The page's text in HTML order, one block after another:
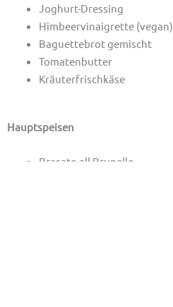
Joghurt-Dressing
Himbeervinaigrette (vegan)
Baguettebrot gemischt
Tomatenbutter
Kräuterfrischkäse
Hauptspeisen
Brasato all Brunello